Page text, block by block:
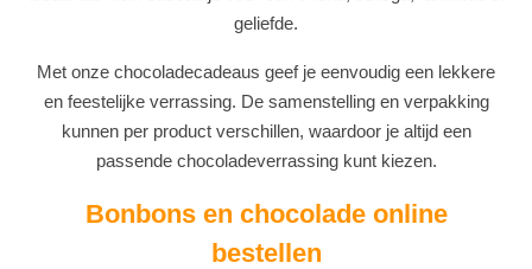
geliefde.
Met onze chocoladecadeaus geef je eenvoudig een lekkere
en feestelijke verrassing. De samenstelling en verpakking
kunnen per product verschillen, waardoor je altijd een
passende chocoladeverrassing kunt kiezen.
Bonbons en chocolade online
bestellen